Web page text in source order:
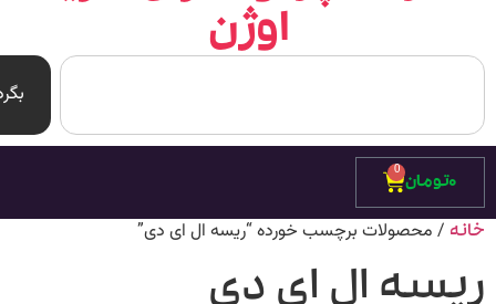
اوژن
تومان
/ محصولات برچسب خورده “ریسه ال ای دی”
ال ای دی